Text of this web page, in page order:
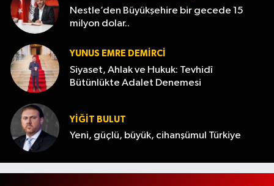
Nestle’den Büyükşehire bir gecede 15
milyon dolar..
YUNUS EMRE DEMIRCI
Siyaset, Ahlak ve Hukuk: Tevhidî
Bütünlükte Adalet Denemesi
YİĞİT BULUT
Yeni, güçlü, büyük, cihanşümul Türkiye